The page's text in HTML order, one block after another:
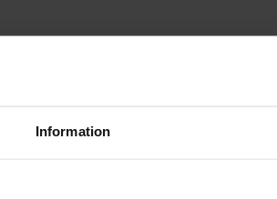
Information